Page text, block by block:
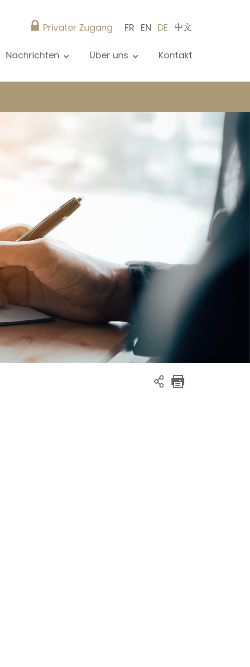
Privater Zugang FR EN DE 中文
Nachrichten
Über uns
Kontakt